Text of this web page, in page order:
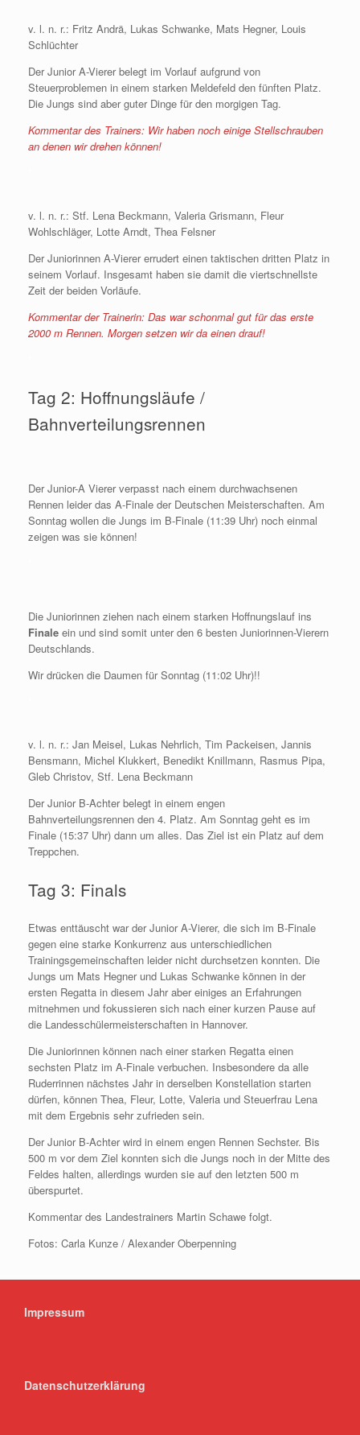
v. l. n. r.: Fritz Andrä, Lukas Schwanke, Mats Hegner, Louis
Schlüchter
Der Junior A-Vierer belegt im Vorlauf aufgrund von
Steuerproblemen in einem starken Meldefeld den fünften Platz.
Die Jungs sind aber guter Dinge für den morgigen Tag.
Kommentar des Trainers: Wir haben noch einige Stellschrauben
an denen wir drehen können!
v. l. n. r.: Stf. Lena Beckmann, Valeria Grismann, Fleur
Wohlschläger, Lotte Arndt, Thea Felsner
Der Juniorinnen A-Vierer errudert einen taktischen dritten Platz in
seinem Vorlauf. Insgesamt haben sie damit die viertschnellste
Zeit der beiden Vorläufe.
Kommentar der Trainerin: Das war schonmal gut für das erste
2000 m Rennen. Morgen setzen wir da einen drauf!
Tag 2: Hoffnungsläufe /
Bahnverteilungsrennen
Der Junior-A Vierer verpasst nach einem durchwachsenen
Rennen leider das A-Finale der Deutschen Meisterschaften. Am
Sonntag wollen die Jungs im B-Finale (11:39 Uhr) noch einmal
zeigen was sie können!
Die Juniorinnen ziehen nach einem starken Hoffnungslauf ins
Finale ein und sind somit unter den 6 besten Juniorinnen-Vierern
Deutschlands.
Wir drücken die Daumen für Sonntag (11:02 Uhr)!!
v. l. n. r.: Jan Meisel, Lukas Nehrlich, Tim Packeisen, Jannis
Bensmann, Michel Klukkert, Benedikt Knillmann, Rasmus Pipa,
Gleb Christov, Stf. Lena Beckmann
Der Junior B-Achter belegt in einem engen
Bahnverteilungsrennen den 4. Platz. Am Sonntag geht es im
Finale (15:37 Uhr) dann um alles. Das Ziel ist ein Platz auf dem
Treppchen.
Tag 3: Finals
Etwas enttäuscht war der Junior A-Vierer, die sich im B-Finale
gegen eine starke Konkurrenz aus unterschiedlichen
Trainingsgemeinschaften leider nicht durchsetzen konnten. Die
Jungs um Mats Hegner und Lukas Schwanke können in der
ersten Regatta in diesem Jahr aber einiges an Erfahrungen
mitnehmen und fokussieren sich nach einer kurzen Pause auf
die Landesschülermeisterschaften in Hannover.
Die Juniorinnen können nach einer starken Regatta einen
sechsten Platz im A-Finale verbuchen. Insbesondere da alle
Ruderrinnen nächstes Jahr in derselben Konstellation starten
dürfen, können Thea, Fleur, Lotte, Valeria und Steuerfrau Lena
mit dem Ergebnis sehr zufrieden sein.
Der Junior B-Achter wird in einem engen Rennen Sechster. Bis
500 m vor dem Ziel konnten sich die Jungs noch in der Mitte des
Feldes halten, allerdings wurden sie auf den letzten 500 m
überspurtet.
Kommentar des Landestrainers Martin Schawe folgt.
Fotos: Carla Kunze / Alexander Oberpenning
Impressum
Datenschutzerklärung